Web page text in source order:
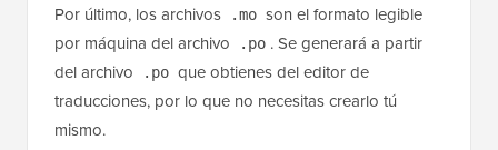
Por último, los archivos .mo son el formato legible
por máquina del archivo
.po . Se generará a partir
del archivo
.po que obtienes del editor de
traducciones, por lo que no necesitas crearlo tú
mismo.